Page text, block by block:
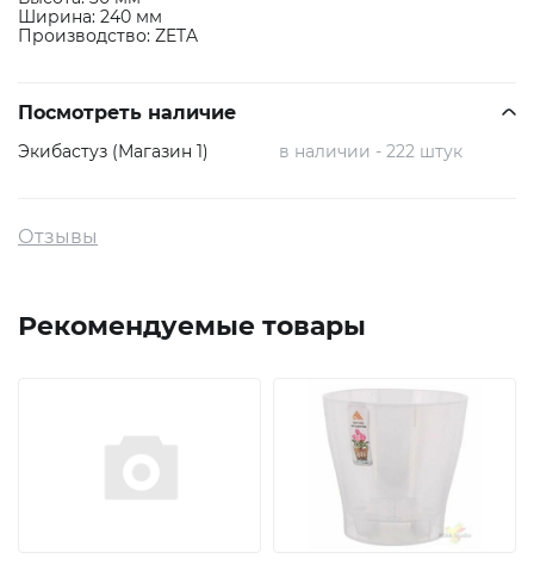
Ширина: 240 мм
Производство: ZETA
Посмотреть наличие
Экибастуз (Магазин 1) в наличии - 222 штук
Отзывы
Рекомендуемые товары